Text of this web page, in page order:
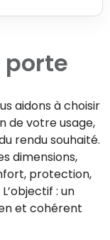
porte
aidons à choisir
de votre usage,
rendu souhaité.
dimensions,
protection,
: un
et cohérent